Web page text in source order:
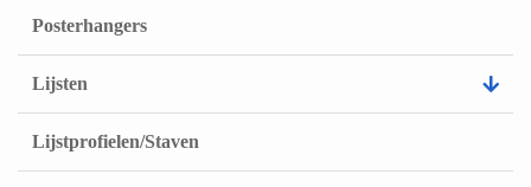
Posterhangers
Lijsten
Lijstprofielen/Staven